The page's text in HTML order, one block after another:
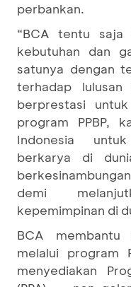
perbankan.
“BCA tentu saja
kebutuhan dan
satunya dengan
terhadap
berprestasi
program PPBP,
Indonesia
berkarya di
demi
kepemimpinan di
BCA membantu
melalui program
menyediakan